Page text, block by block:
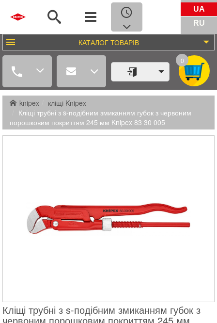
UA
RU
КАТАЛОГ ТОВАРІВ
0
knipex
кліщі Knipex
Кліщі трубні з s-подібним змиканням губок з червоним
порошковим покриттям 245 мм Knipex 83 30 005
Кліщі трубні з s-подібним змиканням губок з